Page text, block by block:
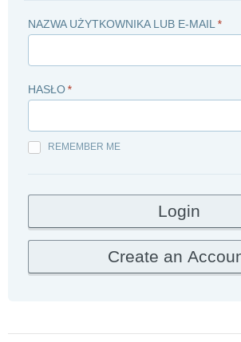
NAZWA UŻYTKOWNIKA LUB E-MAIL *
HASŁO *
REMEMBER ME